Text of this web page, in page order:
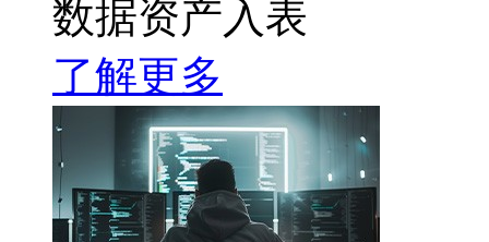
数据资产入表
了解更多